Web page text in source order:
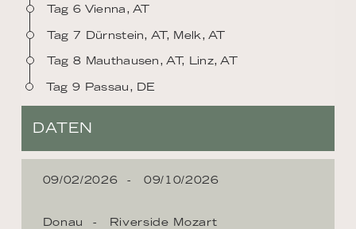
Tag 6 Vienna, AT
Tag 7 Dürnstein, AT, Melk, AT
Tag 8 Mauthausen, AT, Linz, AT
Tag 9 Passau, DE
DATEN
09/02/2026 09/10/2026
Donau Riverside Mozart